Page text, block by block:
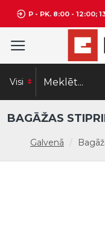
P - PK. 8:00 - 12:00;
Visi
Galvenā
BAGĀŽAS